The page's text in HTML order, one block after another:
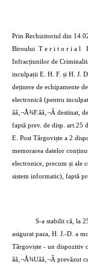
Prin Rechizitoriul din
Biroului
T e r i t o r i a l
Infracțiunilor de
inculpații E. H. F. și H. J.
deținere de echipamente
electronică (pentru
ââ‚¬Å¾F.ââ‚¬Â destinat,
faptă prev. de disp. art.25
E. Post Târgoviște a 2
memorarea datelor
electronice, precum și ale
sistem informatic), faptă
S-a stabilit că, la
asigurat paza, H. J.-D. a
Târgoviște - un dispozitiv
ââ‚¬Å¾Uââ‚¬Â